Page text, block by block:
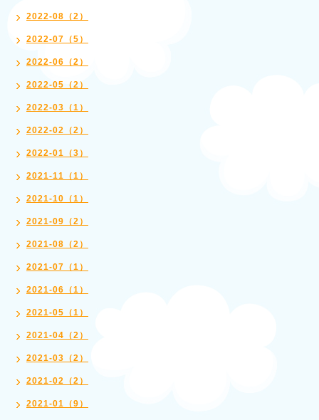
2022-08（2）
2022-07（5）
2022-06（2）
2022-05（2）
2022-03（1）
2022-02（2）
2022-01（3）
2021-11（1）
2021-10（1）
2021-09（2）
2021-08（2）
2021-07（1）
2021-06（1）
2021-05（1）
2021-04（2）
2021-03（2）
2021-02（2）
2021-01（9）